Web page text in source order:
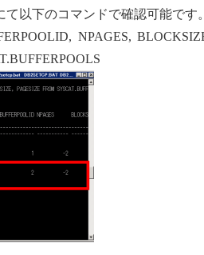
以下のコマンドで確認可能です
NPAGES,